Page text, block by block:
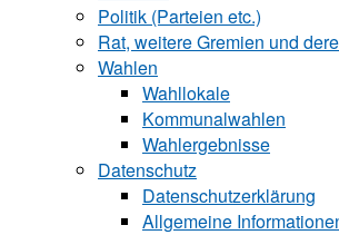
Politik (Parteien etc.)
Rat, weitere Gremien und
Wahlen
Wahllokale
Kommunalwahlen
Wahlergebnisse
Datenschutz
Datenschutzerklärung
Allgemeine